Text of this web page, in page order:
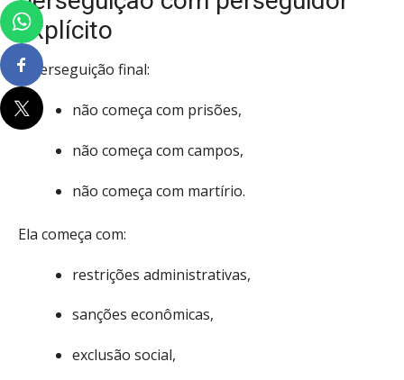
explícito
A perseguição final:
não começa com prisões,
não começa com campos,
não começa com martírio.
Ela começa com:
restrições administrativas,
sanções econômicas,
exclusão social,